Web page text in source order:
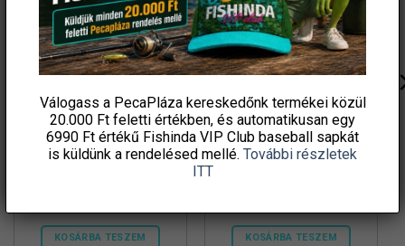
By Döme TF Tornado Power
KOSÁRBA TESZEM
Delphin LYCAN TeleFEEDER +
KOSÁRBA TESZEM
Válogass a PecaPláza kereskedőnk termékei közül
20.000 Ft feletti értékben, és automatikusan egy
6990 Ft értékű Fishinda VIP Club baseball sapkát
is küldünk a rendelésed mellé. További részletek
ITT